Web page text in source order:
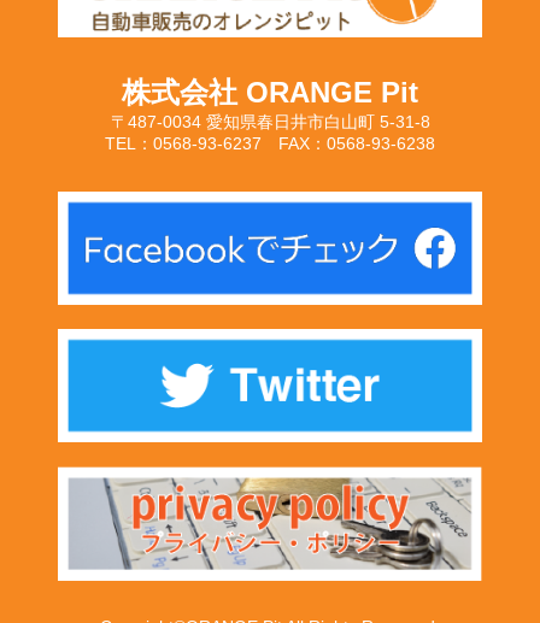
株式会社 ORANGE Pit
〒487-0034 愛知県春日井市白山町 5-31-8
TEL：0568-93-6237 FAX：0568-93-6238